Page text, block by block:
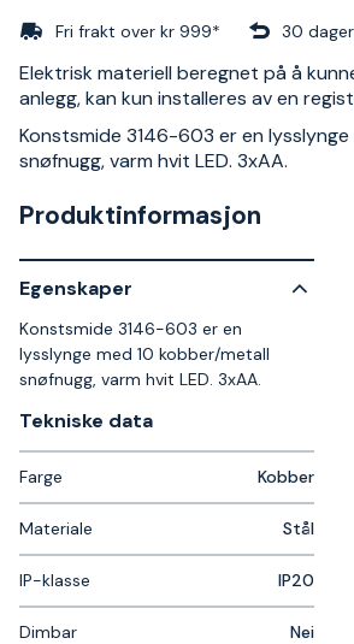
Fri frakt over kr 999* 30
Elektrisk materiell beregnet på å
anlegg, kan kun installeres av en
Konstsmide 3146-603 er en
snøfnugg, varm hvit LED. 3xAA.
Produktinformasjon
Egenskaper
Konstsmide 3146-603 er en
lysslynge med 10 kobber/metall
snøfnugg, varm hvit LED. 3xAA.
Tekniske data​
Farge Kobber
Materiale Stål
IP-klasse IP20
Dimbar Nei